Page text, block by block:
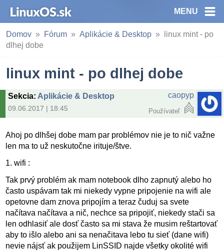
MENU
Domov Fórum Aplikácie & Desktop
linux mint - po
dlhej dobe
linux mint - po dlhej dobe
Sekcia: Aplikácie & Desktop
09.06.2017 | 18:45
caopyp
Používateľ
Ahoj po dlhšej dobe mam par problémov nie je to nič važne
len ma to už neskutočne irituje/štve.
1. wifi :
Tak prvý problém ak mam notebook dlho zapnutý alebo ho
často uspávam tak mi niekedy vypne pripojenie na wifi ale
opetovne dam znova pripojím a teraz čuduj sa svete
načítava načítava a nič, nechce sa pripojiť, niekedy stači sa
len odhlasiť ale dosť často sa mi stava že musim reštartovať
aby to išlo alebo ani sa nenačitava lebo tu sieť (dane wifi)
nevie nájsť ak použijem LinSSID najde všetky okolité wifi